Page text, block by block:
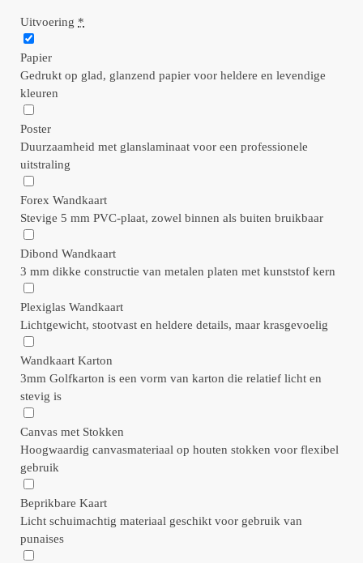
Uitvoering *
Papier
Gedrukt op glad, glanzend papier voor heldere en levendige
kleuren
Poster
Duurzaamheid met glanslaminaat voor een professionele
uitstraling
Forex Wandkaart
Stevige 5 mm PVC-plaat, zowel binnen als buiten bruikbaar
Dibond Wandkaart
3 mm dikke constructie van metalen platen met kunststof kern
Plexiglas Wandkaart
Lichtgewicht, stootvast en heldere details, maar krasgevoelig
Wandkaart Karton
3mm Golfkarton is een vorm van karton die relatief licht en
stevig is
Canvas met Stokken
Hoogwaardig canvasmateriaal op houten stokken voor flexibel
gebruik
Beprikbare Kaart
Licht schuimachtig materiaal geschikt voor gebruik van
punaises